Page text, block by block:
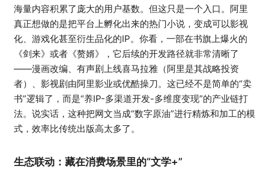
海量内容积累了庞大的用户基数。但这只是一个入口。阿里
真正想做的是把平台上孵化出来的热门小说，变成可以影视
化、游戏化甚至衍生品化的IP。你看，一部在书旗上爆火的
《剑来》或者《赘婿》，它后续的开发路径就非常清晰了
——漫画改编、有声剧上线喜马拉雅（阿里是其战略投资
者）、影视剧由阿里影业或优酷操刀。这已经不是简单的“卖
书”逻辑了，而是“养IP-多渠道开发-多维度变现”的产业链打
法。说实话，这种把网文当成“数字原油”进行精炼和加工的模
式，效率比传统出版高太多了。
生态联动：藏在消费场景里的“文学+”